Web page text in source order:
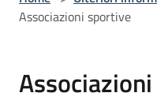
Associazioni sportive